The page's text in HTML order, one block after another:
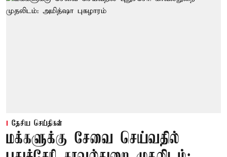
தேசிய செய்திகள்
மக்களுக்கு சேவை செய்வதில்